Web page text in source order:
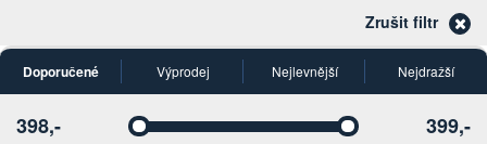
Zrušit filtr
Doporučené Výprodej Nejlevnější Nejdražší
Vyberte Vyberte
398,- 399,-